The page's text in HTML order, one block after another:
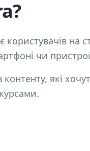
на
чи
контенту, які